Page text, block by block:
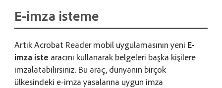
E-imza isteme
Artık Acrobat Reader mobil uygulamasının yeni E-
imza iste aracını kullanarak belgeleri başka kişilere
imzalatabilirsiniz. Bu araç, dünyanın birçok
ülkesindeki e-imza yasalarına uygun imza